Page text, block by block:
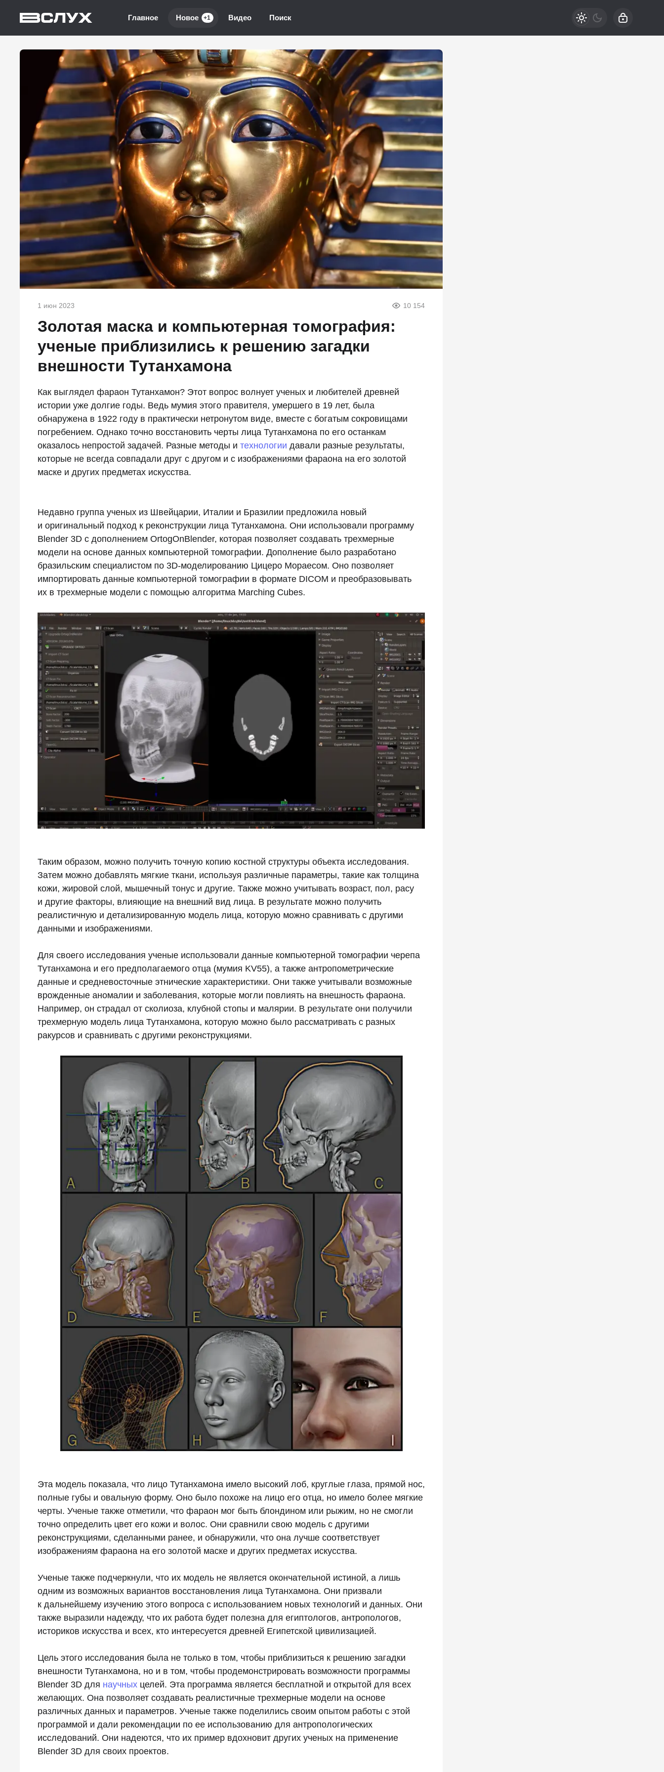
Главное Новое +1 Видео Поиск
1 июн 2023 10 154
Золотая маска и компьютерная томография:
ученые приблизились к решению загадки
внешности Тутанхамона
Как выглядел фараон Тутанхамон? Этот вопрос волнует ученых и любителей древней
истории уже долгие годы. Ведь мумия этого правителя, умершего в 19 лет, была
обнаружена в 1922 году в практически нетронутом виде, вместе с богатым сокровищами
погребением. Однако точно восстановить черты лица Тутанхамона по его останкам
оказалось непростой задачей. Разные методы и технологии давали разные результаты,
которые не всегда совпадали друг с другом и с изображениями фараона на его золотой
маске и других предметах искусства.
Недавно группа ученых из Швейцарии, Италии и Бразилии предложила новый
и оригинальный подход к реконструкции лица Тутанхамона. Они использовали программу
Blender 3D с дополнением OrtogOnBlender, которая позволяет создавать трехмерные
модели на основе данных компьютерной томографии. Дополнение было разработано
бразильским специалистом по 3D-моделированию Цицеро Мораесом. Оно позволяет
импортировать данные компьютерной томографии в формате DICOM и преобразовывать
их в трехмерные модели с помощью алгоритма Marching Cubes.
Таким образом, можно получить точную копию костной структуры объекта исследования.
Затем можно добавлять мягкие ткани, используя различные параметры, такие как толщина
кожи, жировой слой, мышечный тонус и другие. Также можно учитывать возраст, пол, расу
и другие факторы, влияющие на внешний вид лица. В результате можно получить
реалистичную и детализированную модель лица, которую можно сравнивать с другими
данными и изображениями.
Для своего исследования ученые использовали данные компьютерной томографии черепа
Тутанхамона и его предполагаемого отца (мумия KV55), а также антропометрические
данные и средневосточные этнические характеристики. Они также учитывали возможные
врожденные аномалии и заболевания, которые могли повлиять на внешность фараона.
Например, он страдал от сколиоза, клубной стопы и малярии. В результате они получили
трехмерную модель лица Тутанхамона, которую можно было рассматривать с разных
ракурсов и сравнивать с другими реконструкциями.
Эта модель показала, что лицо Тутанхамона имело высокий лоб, круглые глаза, прямой нос,
полные губы и овальную форму. Оно было похоже на лицо его отца, но имело более мягкие
черты. Ученые также отметили, что фараон мог быть блондином или рыжим, но не смогли
точно определить цвет его кожи и волос. Они сравнили свою модель с другими
реконструкциями, сделанными ранее, и обнаружили, что она лучше соответствует
изображениям фараона на его золотой маске и других предметах искусства.
Ученые также подчеркнули, что их модель не является окончательной истиной, а лишь
одним из возможных вариантов восстановления лица Тутанхамона. Они призвали
к дальнейшему изучению этого вопроса с использованием новых технологий и данных. Они
также выразили надежду, что их работа будет полезна для египтологов, антропологов,
историков искусства и всех, кто интересуется древней Египетской цивилизацией.
Цель этого исследования была не только в том, чтобы приблизиться к решению загадки
внешности Тутанхамона, но и в том, чтобы продемонстрировать возможности программы
Blender 3D для научных целей. Эта программа является бесплатной и открытой для всех
желающих. Она позволяет создавать реалистичные трехмерные модели на основе
различных данных и параметров. Ученые также поделились своим опытом работы с этой
программой и дали рекомендации по ее использованию для антропологических
исследований. Они надеются, что их пример вдохновит других ученых на применение
Blender 3D для своих проектов.